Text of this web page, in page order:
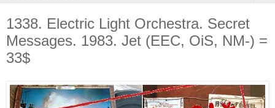
1338. Electric Light Orchestra. Secret
Messages. 1983. Jet (EEC, OiS, NM-) =
33$